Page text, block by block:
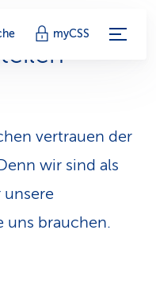
myCSS
vertrauen der
wir sind als
uns brauchen.